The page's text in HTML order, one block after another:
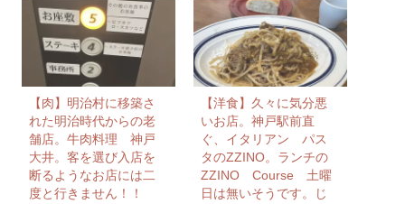
【肉】明治村に移築さ
れた明治時代からの老
舗店。牛肉料理 神戸
大井。客を選び入店を
断るようなお店には二
度と行きません！！
【洋食】久々に気分悪
いお店。神戸駅前直
ぐ、イタリアン パス
タのZZINO。ランチの
ZZINO Course 土曜
日は無いそうです。じ